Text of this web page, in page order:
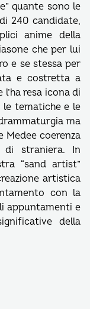
quante sono le
240 candidate,
anime della
che per lui
e se stessa per
e costretta a
resa icona di
le tematiche e le
ma
coerenza
di straniera. In
“sand artist”
artistica
con la
appuntamenti e
della